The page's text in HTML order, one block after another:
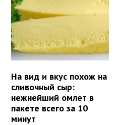
На вид и вкус похож на
сливочный сыр:
нежнейший омлет в
пакете всего за 10
минут